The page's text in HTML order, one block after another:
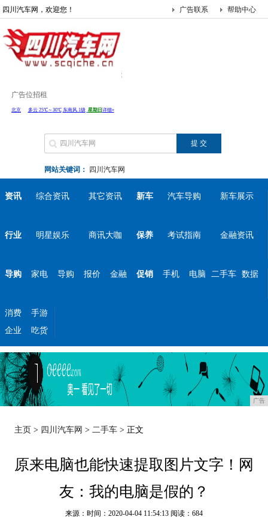
四川汽车网，欢迎您！ 帮助中心
广告联系
广告位招租
网站关键词： 四川汽车网
资讯 综合资讯 其它资讯 新车 汽车导购 新车展示
行业 明星娱乐 商讯大咖 保养 考试指南 金融资讯
导购 家电 导购 报价 金融 促销 手机 电脑 二手车 数据
消费
手游
企业
吃货
广告
主页 > 四川汽车网 >二手车 > 正文
原来电脑也能快速提取图片文字！网
友：我的电脑是假的？
来源：时间：2020-04-04 11:54:13 阅读：684